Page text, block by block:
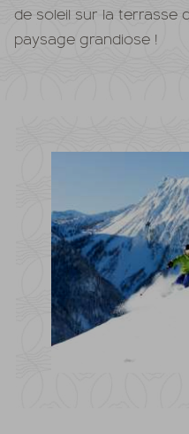
de soleil sur la terrasse
paysage grandiose !